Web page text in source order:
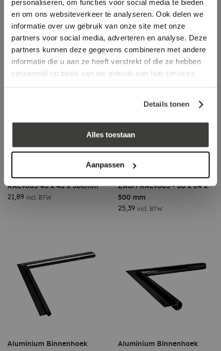
personaliseren, om functies voor social media te bieden
en om ons websiteverkeer te analyseren. Ook delen we
informatie over uw gebruik van onze site met onze
partners voor social media, adverteren en analyse. Deze
partners kunnen deze gegevens combineren met andere
informatie die u aan ze heeft verstrekt of die ze hebben
verzameld op basis van uw gebruik van hun services.
Details tonen
Alles toestaan
Aanpassen
Aluminium Buitenhoek
Kraal Zwart, RAL9005 38 x
500 x 500mm
48,39 incl. BTW
Aluminium Binnenhoek
Zwart, RAL9005 35 x 28 x
500mm
19,19 incl. BTW
RAL9005 45 x 45 x 500mm
21,89 incl. BTW
Zwart RAL9005 - 60 x 64 x
500 mm
25,39 incl. BTW
Aluminium Binnenhoek
Aluminium Binnenhoek